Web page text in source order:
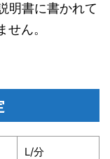
明書に書かれて
ん。
L/分